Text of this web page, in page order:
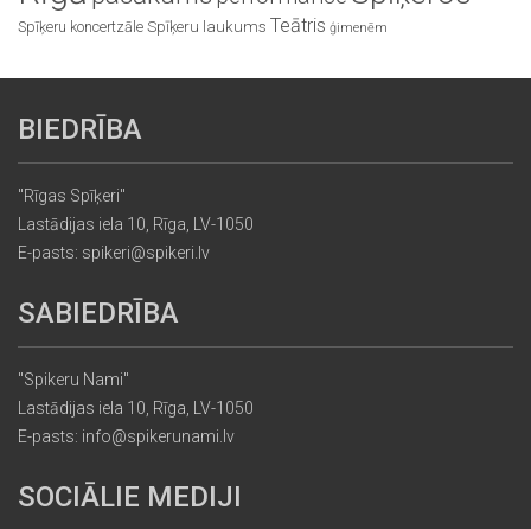
Spīķeru koncertzāle Spīķeru laukums Teātris ģimenēm
BIEDRĪBA
"Rīgas Spīķeri"
Lastādijas iela 10, Rīga, LV-1050
E-pasts: spikeri@spikeri.lv
SABIEDRĪBA
"Spikeru Nami"
Lastādijas iela 10, Rīga, LV-1050
E-pasts: info@spikerunami.lv
SOCIĀLIE MEDIJI